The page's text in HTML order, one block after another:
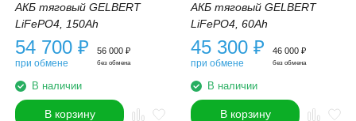
АКБ тяговый GELBERT
LiFePO4, 150Ah
54 700 ₽
при обмене
56 000 ₽
без обмена
В наличии
В корзину
АКБ тяговый GELBERT
LiFePO4, 60Ah
45 300 ₽
при обмене
46 000 ₽
без обмена
В наличии
В корзину